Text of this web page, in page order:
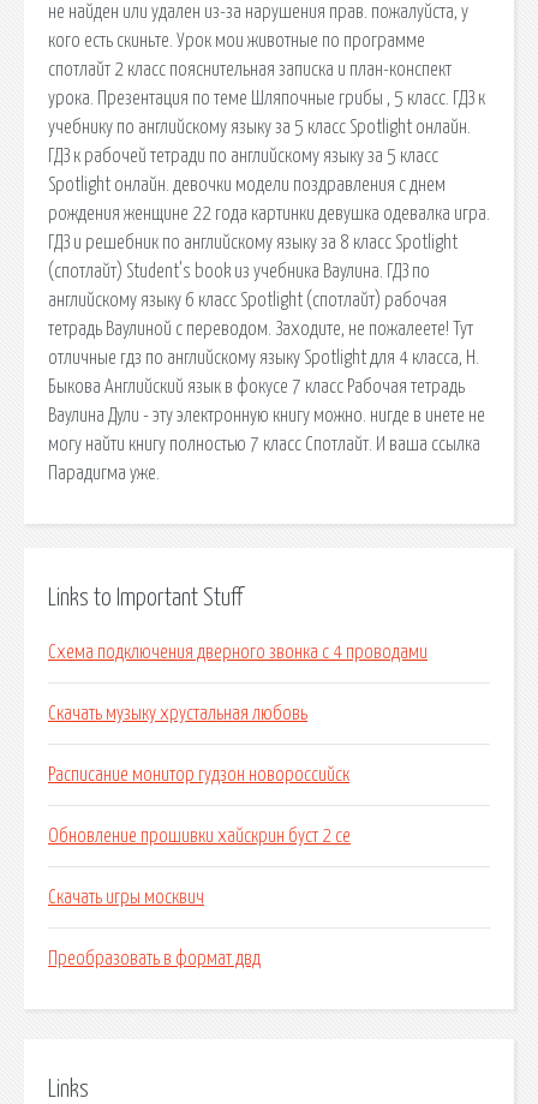
не найден или удален из-за нарушения прав. пожалуйста, у
кого есть скиньте. Урок мои животные по программе
спотлайт 2 класс пояснительная записка и план-конспект
урока. Презентация по теме Шляпочные грибы , 5 класс. ГДЗ к
учебнику по английскому языку за 5 класс Spotlight онлайн.
ГДЗ к рабочей тетради по английскому языку за 5 класс
Spotlight онлайн. девочки модели поздравления с днем
рождения женщине 22 года картинки девушка одевалка игра.
ГДЗ и решебник по английскому языку за 8 класс Spotlight
(спотлайт) Student's book из учебника Ваулина. ГДЗ по
английскому языку 6 класс Spotlight (спотлайт) рабочая
тетрадь Ваулиной с переводом. Заходите, не пожалеете! Тут
отличные гдз по английскому языку Spotlight для 4 класса, Н.
Быкова Английский язык в фокусе 7 класс Рабочая тетрадь
Ваулина Дули - эту электронную книгу можно. нигде в инете не
могу найти книгу полностью 7 класс Спотлайт. И ваша ссылка
Парадигма уже.
Links to Important Stuff
Схема подключения дверного звонка с 4 проводами
Скачать музыку хрустальная любовь
Расписание монитор гудзон новороссийск
Обновление прошивки хайскрин буст 2 се
Скачать игры москвич
Преобразовать в формат двд
Links